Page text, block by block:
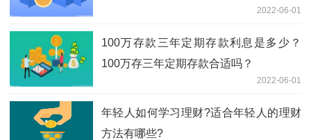
2022-06-01
100万存款三年定期存款利息是多少？
100万存三年定期存款合适吗？
2022-06-01
年轻人如何学习理财?适合年轻人的理财
方法有哪些?